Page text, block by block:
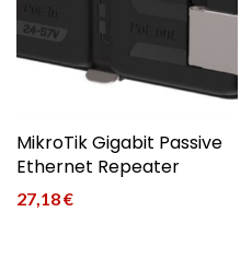
MikroTik Gigabit Passive
Ethernet Repeater
27,18€